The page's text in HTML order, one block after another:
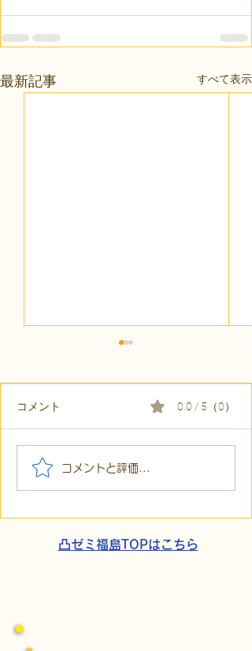
最新記事 すべて表示
【代表ブログ】アメフト
の戦略思考に学ぶ！発達
コメント 0.0 / 5（0）
コメントと評価...
凸ゼミ福島TOPはこちら